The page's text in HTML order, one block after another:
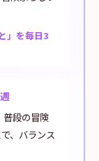
」を毎日3
普段の冒険
、バランス